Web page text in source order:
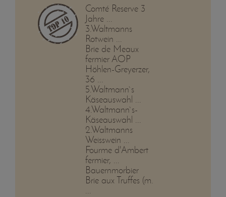
Comté Reserve 3
Jahre ...
3.Waltmanns
Rotwein ...
Brie de Meaux
fermier AOP
Höhlen-Greyerzer,
36 ...
5.Waltmann`s
Käseauswahl ...
4.Waltmann`s-
Käseauswahl ...
2.Waltmanns
Weisswein ...
Fourme d'Ambert
fermier, ...
Bauernmorbier
Brie aux Truffes (m.
...